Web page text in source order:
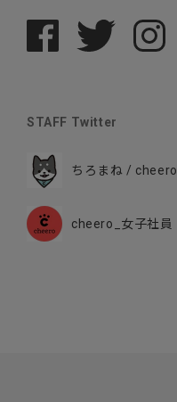
STAFF Twitter
ちろまね / cheero
cheero_女子社員